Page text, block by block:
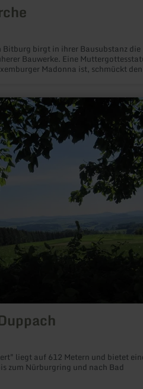
birgt in ihrer Bausubstanz die
Bauwerke. Eine
Madonna ist, schmückt den
liegt auf 612 Metern und bietet
zum Nürburgring und nach Bad